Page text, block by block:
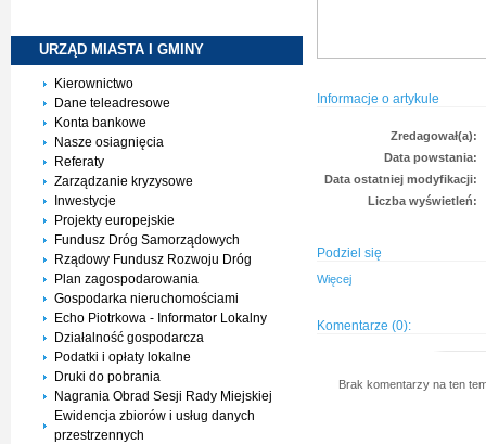
URZĄD MIASTA I GMINY
Kierownictwo
Dane teleadresowe
Konta bankowe
Nasze osiagnięcia
Referaty
Zarządzanie kryzysowe
Inwestycje
Projekty europejskie
Fundusz Dróg Samorządowych
Rządowy Fundusz Rozwoju Dróg
Plan zagospodarowania
Gospodarka nieruchomościami
Echo Piotrkowa - Informator Lokalny
Działalność gospodarcza
Podatki i opłaty lokalne
Druki do pobrania
Nagrania Obrad Sesji Rady Miejskiej
Ewidencja zbiorów i usług danych
przestrzennych
Informacje o artykule
Zredagował(a):
Data powstania:
Data ostatniej modyfikacji:
Liczba wyświetleń:
Podziel się
Więcej
Komentarze (0):
Brak komentarzy na ten